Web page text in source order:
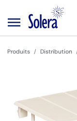
Produits Distribution